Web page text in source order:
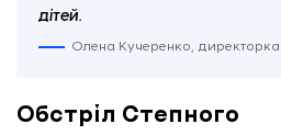
дітей.
Олена Кучеренко, директорка
Обстріл Степного